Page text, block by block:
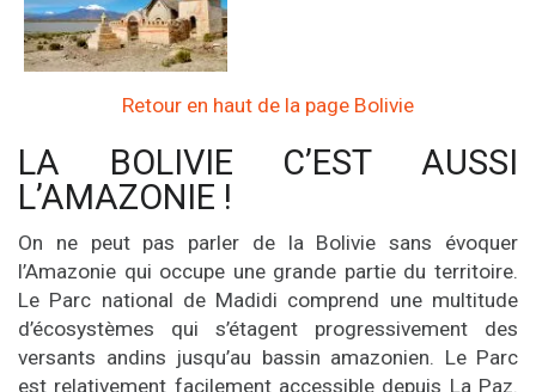
Retour en haut de la page Bolivie
LA BOLIVIE C’EST AUSSI
L’AMAZONIE !
On ne peut pas parler de la Bolivie sans évoquer
l’Amazonie qui occupe une grande partie du territoire.
Le Parc national de Madidi comprend une multitude
d’écosystèmes qui s’étagent progressivement des
versants andins jusqu’au bassin amazonien. Le Parc
est relativement facilement accessible depuis La Paz.